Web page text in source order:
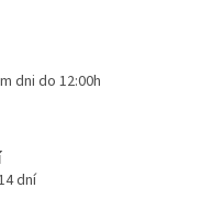
dni do 12:00h
dní